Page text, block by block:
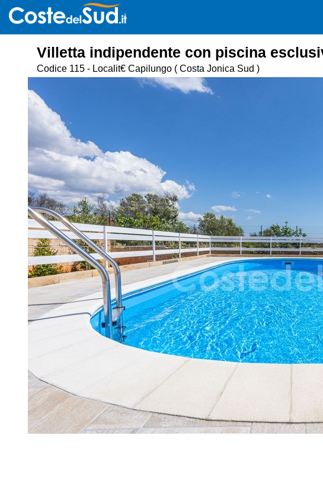
Villetta indipendente con piscina
Codice 115 - Localit€ Capilungo ( Costa Jonica Sud )